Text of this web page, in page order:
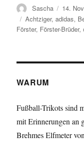
Autor
Sascha
am
14.
Schlagwörter
Achtziger,adidas,
Förster, Förster-Brüder,
WARUM
Fußball-Trikots sind
mit Erinnerungen an
Brehmes Elfmeter